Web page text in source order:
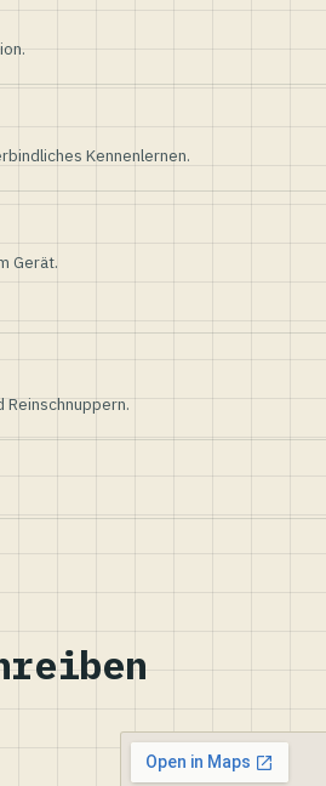
Kennenlernen.
Gerät.
Reinschnuppern.